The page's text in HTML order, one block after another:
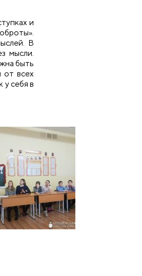
и
В
мысли.
быть
от всех
у себя в